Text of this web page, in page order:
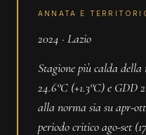
ANNATA E
2024 · Lazio
Stagione più calda
24.6°C (+1.3°C) e GDD
alla norma sia su apr-
periodo critico ago-set